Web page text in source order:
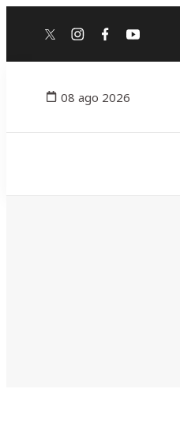
twitterinstagram
facebook
youtube
08 ago 2026